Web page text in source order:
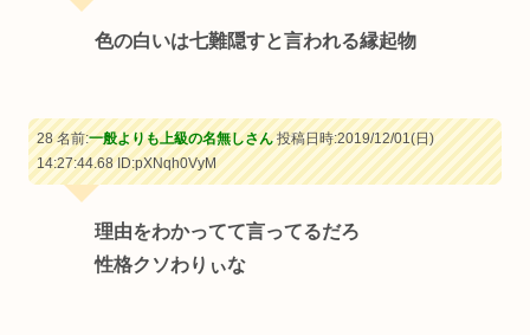
色の白いは七難隠すと言われる縁起物
28 名前:一般よりも上級の名無しさん投稿日時:2019/12/01(日)
14:27:44.68ID:pXNqh0VyM
理由をわかってて言ってるだろ
性格クソわりぃな